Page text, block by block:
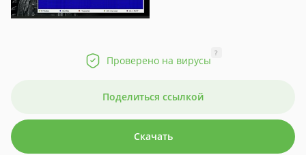
Проверено на вирусы
?
Поделиться ссылкой
Скачать